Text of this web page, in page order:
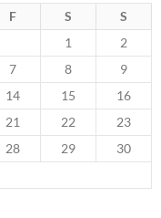
F S
S
1
2
7 8
9
14 15
16
21 22
23
28 29
30